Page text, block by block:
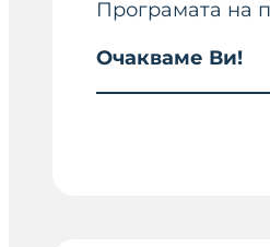
Програмата на
Очакваме Ви!